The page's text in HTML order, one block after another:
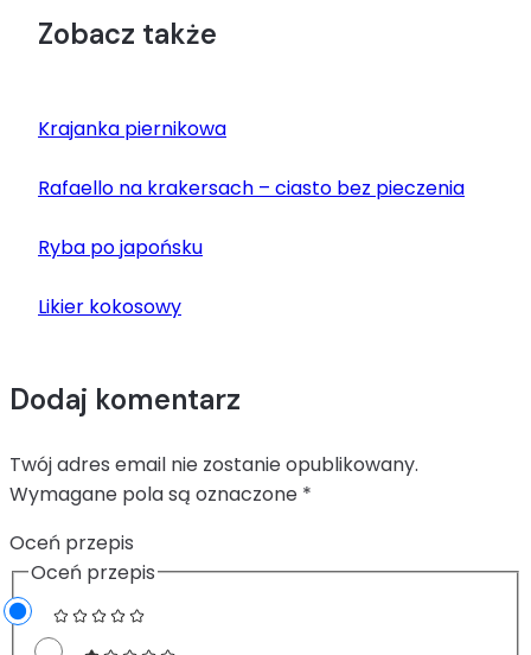
Zobacz także
Krajanka piernikowa
Rafaello na krakersach – ciasto bez pieczenia
Ryba po japońsku
Likier kokosowy
Dodaj komentarz
Twój adres email nie zostanie opublikowany.
Wymagane pola są oznaczone *
Oceń przepis
Oceń przepis